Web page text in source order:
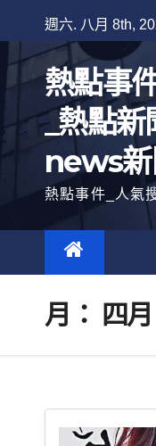
至
內
週六. 八月 8th,
熱點事
_熱點
news新
熱點事件_人氣
月： 四